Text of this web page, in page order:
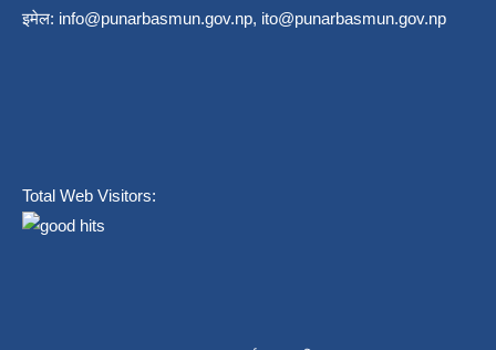
इमेल: info@punarbasmun.gov.np, ito@punarbasmun.gov.np
Total Web Visitors: